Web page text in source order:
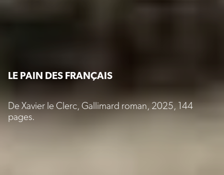
LE PAIN DES FRANÇAIS
De Xavier le Clerc, Gallimard roman, 2025, 144
pages.